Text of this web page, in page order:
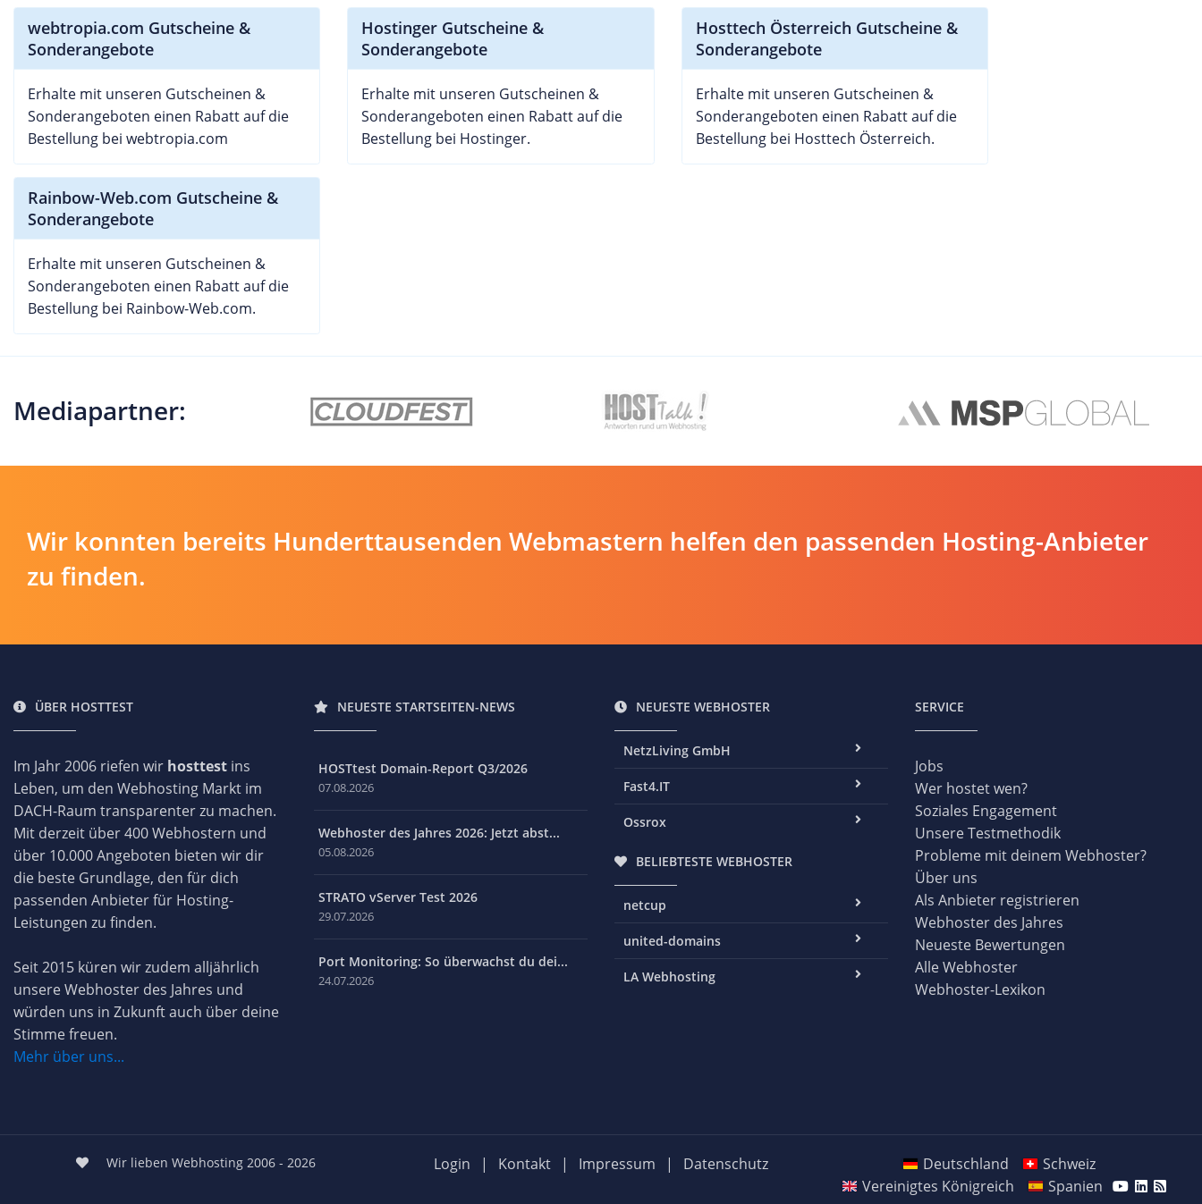
webtropia.com Gutscheine &
Sonderangebote
Erhalte mit unseren Gutscheinen &
Sonderangeboten einen Rabatt auf die
Bestellung bei webtropia.com
Hostinger Gutscheine &
Sonderangebote
Erhalte mit unseren Gutscheinen &
Sonderangeboten einen Rabatt auf die
Bestellung bei Hostinger.
Hosttech Österreich Gutscheine &
Sonderangebote
Erhalte mit unseren Gutscheinen &
Sonderangeboten einen Rabatt auf die
Bestellung bei Hosttech Österreich.
Rainbow-Web.com Gutscheine &
Sonderangebote
Erhalte mit unseren Gutscheinen &
Sonderangeboten einen Rabatt auf die
Bestellung bei Rainbow-Web.com.
Mediapartner:
Wir konnten bereits Hunderttausenden Webmastern helfen den passenden Hosting-Anbieter
zu finden.
ÜBER HOSTTEST
Im Jahr 2006 riefen wir hosttest ins
Leben, um den Webhosting Markt im
DACH-Raum transparenter zu machen.
Mit derzeit über 400 Webhostern und
über 10.000 Angeboten bieten wir dir
die beste Grundlage, den für dich
passenden Anbieter für Hosting-
Leistungen zu finden.
Seit 2015 küren wir zudem alljährlich
unsere Webhoster des Jahres und
würden uns in Zukunft auch über deine
Stimme freuen.
Mehr über uns...
NEUESTE STARTSEITEN-NEWS
HOSTtest Domain-Report Q3/2026
07.08.2026
Webhoster des Jahres 2026: Jetzt abst...
05.08.2026
STRATO vServer Test 2026
29.07.2026
Port Monitoring: So überwachst du dei...
24.07.2026
NEUESTE WEBHOSTER
NetzLiving GmbH
Fast4.IT
Ossrox
BELIEBTESTE WEBHOSTER
netcup
united-domains
LA Webhosting
SERVICE
Jobs
Wer hostet wen?
Soziales Engagement
Unsere Testmethodik
Probleme mit deinem Webhoster?
Über uns
Als Anbieter registrieren
Webhoster des Jahres
Neueste Bewertungen
Alle Webhoster
Webhoster-Lexikon
Wir lieben Webhosting 2006 - 2026 Login | Kontakt | Impressum | Datenschutz Deutschland
Schweiz
Vereinigtes Königreich
Spanien